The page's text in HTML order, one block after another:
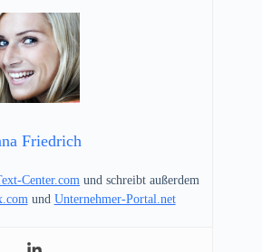
Friedrich
Center.com und schreibt außerdem
und Unternehmer-Portal.net